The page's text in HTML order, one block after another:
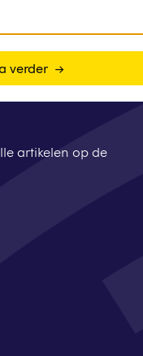
verder
artikelen op de